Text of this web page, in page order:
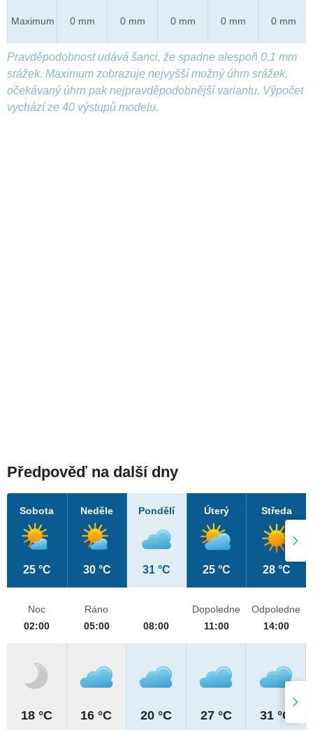
Maximum 0 mm 0 mm 0 mm 0 mm 0 mm
Pravděpodobnost udává šanci, že spadne alespoň 0,1 mm
srážek. Maximum zobrazuje nejvyšší možný úhrn srážek,
očekávaný úhrn pak nejpravděpodobnější variantu. Výpočet
vychází ze 40 výstupů modelu.
Předpověď na další dny
Sobota
25 °C
Neděle
30 °C
Pondělí
31 °C
Úterý
25 °C
Středa
28 °C
Noc
02:00
18 °C
Ráno
05:00
16 °C
08:00
20 °C
Dopoledne
11:00
27 °C
Odpoledne
14:00
31 °C